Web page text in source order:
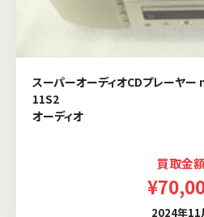
スーパーオーディオCDプレーヤ
11S2
オーディオ
買取金額
2024年11